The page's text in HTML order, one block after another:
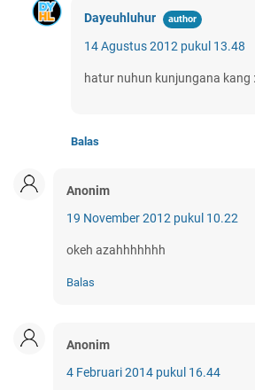
Dayeuhluhur
14 Agustus 2012 pukul 13.48
hatur nuhun kunjungana kang
Balas
Anonim
19 November 2012 pukul 10.22
okeh azahhhhhhh
Balas
Anonim
4 Februari 2014 pukul 16.44